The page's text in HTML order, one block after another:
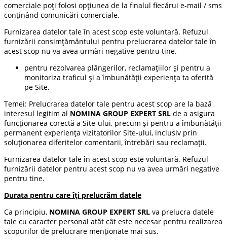
comerciale poți folosi opţiunea de la finalul fiecărui e-mail / sms
conţinând comunicări comerciale.
Furnizarea datelor tale în acest scop este voluntară. Refuzul
furnizării consimțământului pentru prelucrarea datelor tale în
acest scop nu va avea urmări negative pentru tine.
pentru rezolvarea plângerilor, reclamaţiilor şi pentru a
monitoriza traficul și a îmbunătăţii experiența ta oferită
pe Site.
Temei: Prelucrarea datelor tale pentru acest scop are la bază
interesul legitim al NOMINA GROUP EXPERT SRL de a asigura
funcționarea corectă a Site-ului, precum și pentru a îmbunătății
permanent experiența vizitatorilor Site-ului, inclusiv prin
soluționarea diferitelor comentarii, întrebări sau reclamații.
Furnizarea datelor tale în acest scop este voluntară. Refuzul
furnizării datelor pentru acest scop nu va avea urmări negative
pentru tine.
Durata pentru care îți prelucrăm datele
Ca principiu, NOMINA GROUP EXPERT SRL va prelucra datele
tale cu caracter personal atât cât este necesar pentru realizarea
scopurilor de prelucrare menționate mai sus.